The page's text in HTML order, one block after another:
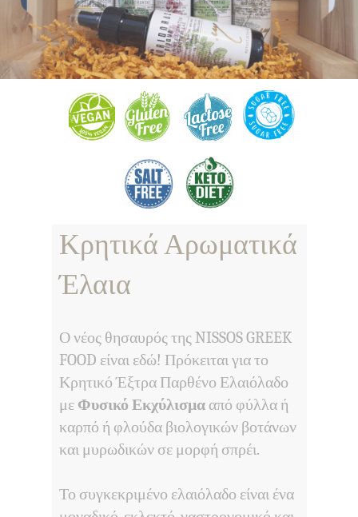
Κρητικά Αρωματικά
Έλαια
Ο νέος θησαυρός της NISSOS GREEK
FOOD είναι εδώ! Πρόκειται για το
Κρητικό Έξτρα Παρθένο Ελαιόλαδο
με Φυσικό Εκχύλισμα από φύλλα ή
καρπό ή φλούδα βιολογικών βοτάνων
και μυρωδικών σε μορφή σπρέι.
Το συγκεκριμένο ελαιόλαδο είναι ένα